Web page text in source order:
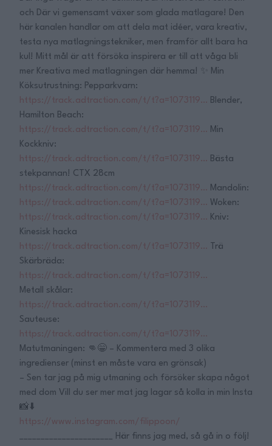
och Där vi gemensamt växer som glada matlagare! Den
här kanalen handlar om att dela mat idéer, vara kreativ,
testa nya matlagningstekniker, men framför allt bara ha
kul! Mitt mål är att försöka inspirera er till att våga bli
mer Kreativa med matlagningen där hemma! ✨ Min
Köksutrustning: Pepparkvarn:
https://track.adtraction.com/t/t?a=1073119… Blender,
Hamilton Beach:
https://track.adtraction.com/t/t?a=1073119… Min
Kockkniv:
https://track.adtraction.com/t/t?a=1073119… Bästa
stekpannan! CTX 28cm
https://track.adtraction.com/t/t?a=1073119… Mandolin:
https://track.adtraction.com/t/t?a=1073119… Woken:
https://track.adtraction.com/t/t?a=1073119… Kniv:
Kinesisk hacka
https://track.adtraction.com/t/t?a=1073119… Trä
Skärbräda:
https://track.adtraction.com/t/t?a=1073119…
Metall skålar:
https://track.adtraction.com/t/t?a=1073119…
Sauteuse:
https://track.adtraction.com/t/t?a=1073119…
Matutmaningen: 👊😁 – Kommentera med 3 olika
ingredienser (minst en måste vara en grönsak)
– Sen tar jag på mig utmaning och försöker skapa något
med dom Vill du ser mer mat jag lagar så kolla in min Insta
📸⬇️
https://www.instagram.com/filippoon/
______________________ Här finns jag med, så gå in o följ!